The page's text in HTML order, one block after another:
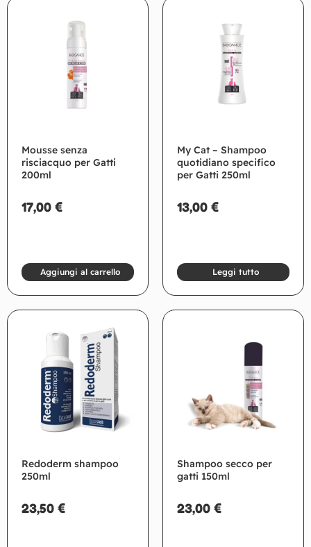
Mousse senza
risciacquo per Gatti
200ml
17,00 €
Aggiungi al carrello
My Cat – Shampoo
quotidiano specifico
per Gatti 250ml
13,00 €
Leggi tutto
Redoderm shampoo
250ml
23,50 €
Shampoo secco per
gatti 150ml
23,00 €